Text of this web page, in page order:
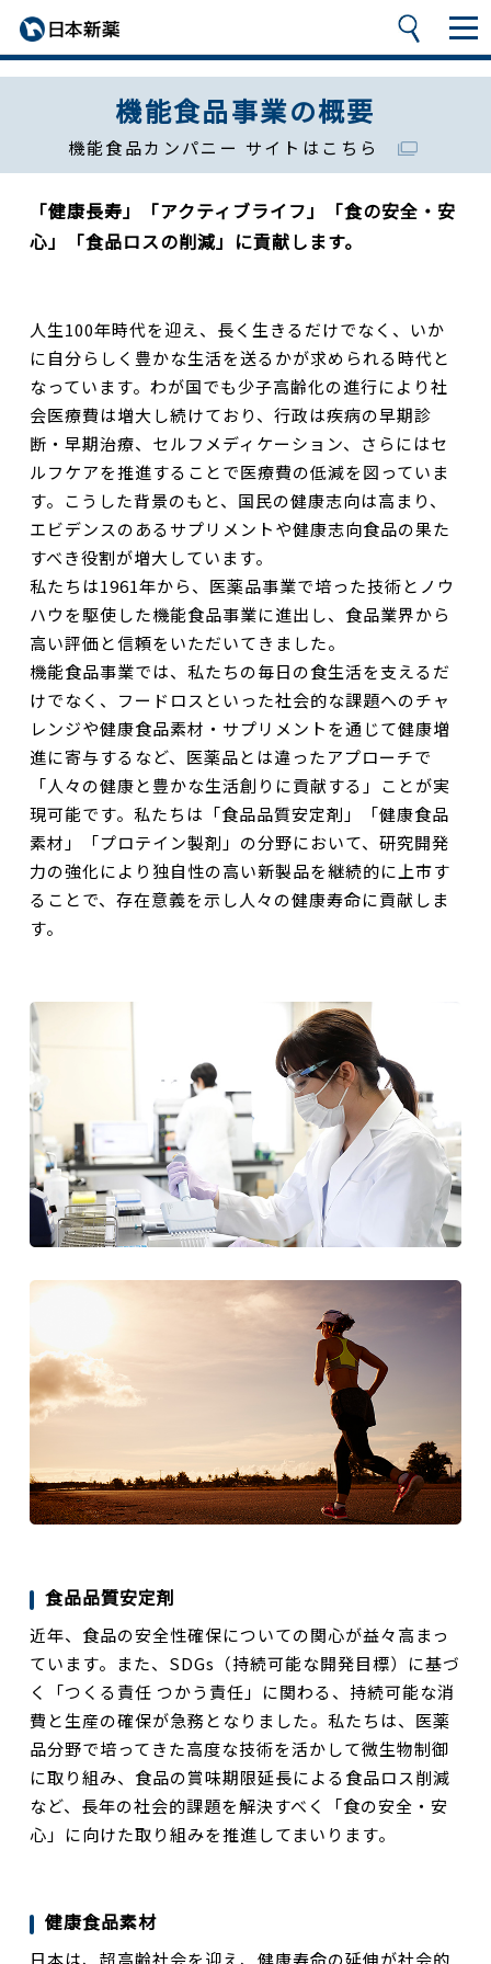
機能食品事業の概要
機能食品カンパニー サイトはこちら
「健康長寿」「アクティブライフ」「食の安全・安
心」「食品ロスの削減」に貢献します。
人生100年時代を迎え、長く生きるだけでなく、いか
に自分らしく豊かな生活を送るかが求められる時代と
なっています。わが国でも少子高齢化の進行により社
会医療費は増大し続けており、行政は疾病の早期診
断・早期治療、セルフメディケーション、さらにはセ
ルフケアを推進することで医療費の低減を図っていま
す。こうした背景のもと、国民の健康志向は高まり、
エビデンスのあるサプリメントや健康志向食品の果た
すべき役割が増大しています。
私たちは1961年から、医薬品事業で培った技術とノウ
ハウを駆使した機能食品事業に進出し、食品業界から
高い評価と信頼をいただいてきました。
機能食品事業では、私たちの毎日の食生活を支えるだ
けでなく、フードロスといった社会的な課題へのチャ
レンジや健康食品素材・サプリメントを通じて健康増
進に寄与するなど、医薬品とは違ったアプローチで
「人々の健康と豊かな生活創りに貢献する」ことが実
現可能です。私たちは「食品品質安定剤」「健康食品
素材」「プロテイン製剤」の分野において、研究開発
力の強化により独自性の高い新製品を継続的に上市す
ることで、存在意義を示し人々の健康寿命に貢献しま
す。
食品品質安定剤
近年、食品の安全性確保についての関心が益々高まっ
ています。また、SDGs（持続可能な開発目標）に基づ
く「つくる責任 つかう責任」に関わる、持続可能な消
費と生産の確保が急務となりました。私たちは、医薬
品分野で培ってきた高度な技術を活かして微生物制御
に取り組み、食品の賞味期限延長による食品ロス削減
など、長年の社会的課題を解決すべく「食の安全・安
心」に向けた取り組みを推進してまいります。
健康食品素材
日本は、超高齢社会を迎え、健康寿命の延伸が社会的